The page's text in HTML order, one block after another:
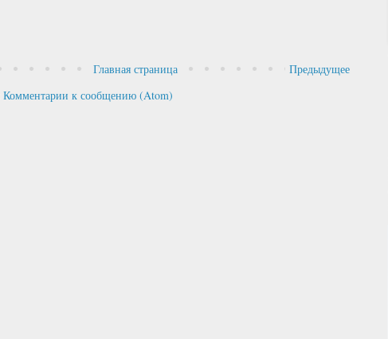
Предыдущее
Главная страница
Комментарии к сообщению (Atom)